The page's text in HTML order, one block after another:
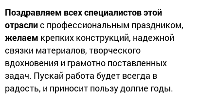
Поздравляем всех специалистов этой
отраслис профессиональным праздником,
желаем крепких конструкций, надежной
связки материалов, творческого
вдохновения и грамотно поставленных
задач. Пускай работа будет всегда в
радость, и приносит пользу долгие годы.